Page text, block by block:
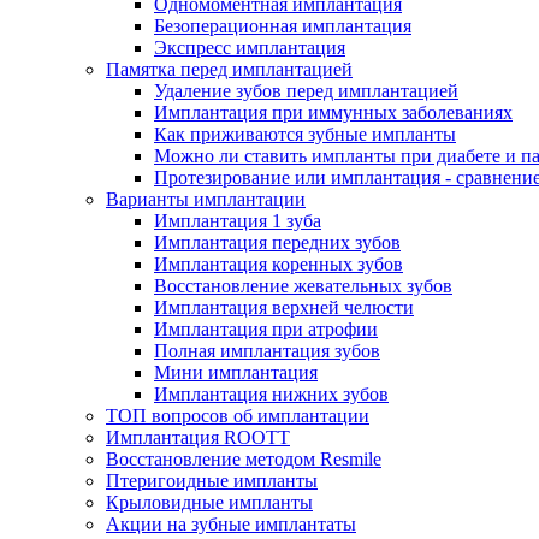
Одномоментная имплантация
Безоперационная имплантация
Экспресс имплантация
Памятка перед имплантацией
Удаление зубов перед имплантацией
Имплантация при иммунных заболеваниях
Как приживаются зубные импланты
Можно ли ставить импланты при диабете и
Протезирование или имплантация -
Варианты имплантации
Имплантация 1 зуба
Имплантация передних зубов
Имплантация коренных зубов
Восстановление жевательных зубов
Имплантация верхней челюсти
Имплантация при атрофии
Полная имплантация зубов
Мини имплантация
Имплантация нижних зубов
ТОП вопросов об имплантации
Имплантация ROOTT
Восстановление методом Resmile
Птеригоидные импланты
Крыловидные импланты
Акции на зубные имплантаты